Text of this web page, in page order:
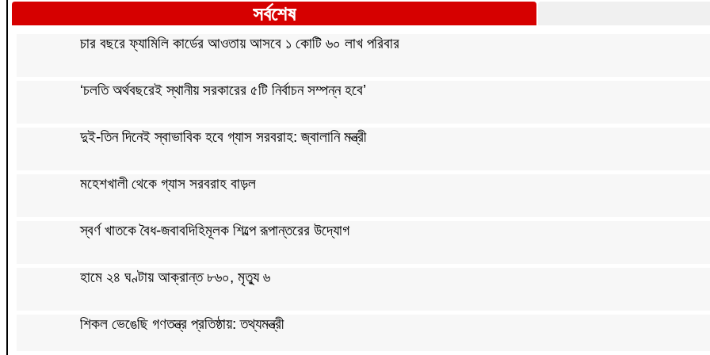
সর্বশেষ
চার বছরে ফ্যামিলি কার্ডের আওতায় আসবে ১ কোটি ৬০ লাখ পরিবার
‘চলতি অর্থবছরেই স্থানীয় সরকারের ৫টি নির্বাচন সম্পন্ন হবে’
দুই-তিন দিনেই স্বাভাবিক হবে গ্যাস সরবরাহ: জ্বালানি মন্ত্রী
মহেশখালী থেকে গ্যাস সরবরাহ বাড়ল
স্বর্ণ খাতকে বৈধ-জবাবদিহিমূলক শিল্পে রূপান্তরের উদ্যোগ
হামে ২৪ ঘণ্টায় আক্রান্ত ৮৬০, মৃত্যু ৬
শিকল ভেঙেছি গণতন্ত্র প্রতিষ্ঠায়: তথ্যমন্ত্রী